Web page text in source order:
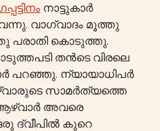
നാട്ടുകാർ
വാഗ്വാദം മൂത്തു
പരാതി കൊടുത്തു.
തൻടെ വിരലെ
പറഞ്ഞു. ന്യായാധിപർ
സാമർത്യത്തെ
ആഴ്വാർ അവരെ
ദ്വീപിൽ കുറെ